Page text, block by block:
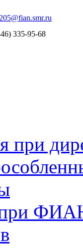
335-95-68
при
при